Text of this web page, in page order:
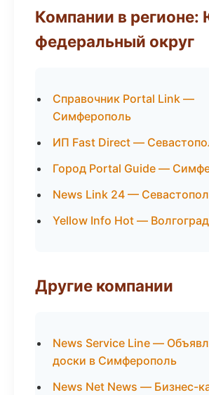
Компании в
федеральный округ
Справочник Portal Link —
Симферополь
ИП Fast Direct —
Город Portal Guide —
News Link 24 —
Yellow Info Hot — Волгоград
Другие компании
News Service Line —
доски в Симферополь
News Net News — Бизнес-